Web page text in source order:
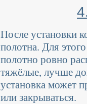
После установки
полотна. Для
полотно ровно
тяжёлые, лучше
установка может
или закрываться.